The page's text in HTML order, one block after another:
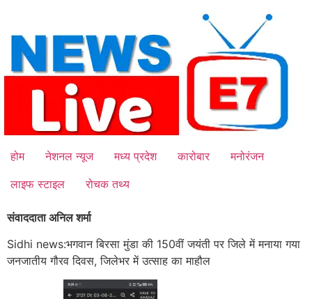
content
होम नेशनल न्यूज मध्य प्रदेश कारोबार
मनोरंजन
लाइफ स्टाइल
रोचक तथ्य
संवाददाता अनिल शर्मा
Sidhi news:भगवान बिरसा मुंडा की 150वीं जयंती पर जिले में मनाया गया
जनजातीय गौरव दिवस, जिलेभर में उत्साह का माहौल